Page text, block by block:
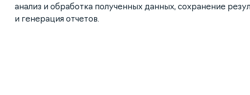
анализ и обработка полученных данных, сохранение
и генерация отчетов.